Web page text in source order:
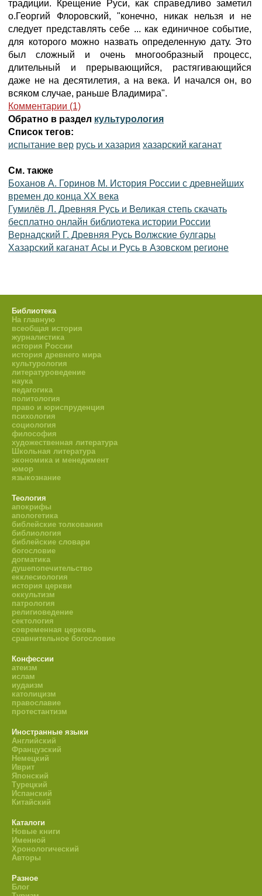
традиции. Крещение Руси, как справедливо заметил
о.Георгий Флоровский, "конечно, никак нельзя и не
следует представлять себе ... как единичное событие,
для которого можно назвать определенную дату. Это
был сложный и очень многообразный процесс,
длительный и прерывающийся, растягивающийся
даже не на десятилетия, а на века. И начался он, во
всяком случае, раньше Владимира".
Комментарии (1)
Обратно в раздел культурология
Список тегов:
испытание вер русь и хазария хазарский каганат
См. также
Боханов А. Горинов М. История России с древнейших
времен до конца XX века
Гумилёв Л. Древняя Русь и Великая степь скачать
бесплатно онлайн библиотека истории России
Вернадский Г. Древняя Русь Волжские булгары
Хазарский каганат Асы и Русь в Азовском регионе
Библиотека
На главную
всеобщая история
журналистика
история России
история древнего мира
культурология
литературоведение
наука
педагогика
политология
право и юриспруденция
психология
социология
философия
художественная литература
Школьная литература
экономика и менеджмент
юмор
языкознание
Теология
апокрифы
апологетика
библейские толкования
библиология
библейские словари
богословие
догматика
душепопечительство
екклесиология
история церкви
оккультизм
патрология
религиоведение
сектология
современная церковь
сравнительное богословие
Конфессии
атеизм
ислам
иудаизм
католицизм
православие
протестантизм
Иностранные языки
Английский
Французский
Немецкий
Иврит
Японский
Турецкий
Испанский
Китайский
Каталоги
Новые книги
Именной
Хронологический
Авторы
Разное
Блог